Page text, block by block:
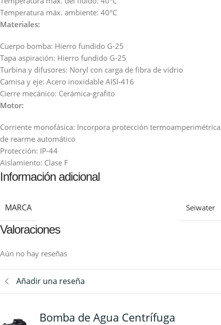
Temperatura máx. ambiente: 40°C
Materiales:
Cuerpo bomba: Hierro fundido G-25
Tapa aspiración: Hierro fundido G-25
Turbina y difusores: Noryl con carga de fibra de vidrio
Camisa y eje: Acero inoxidable AISI-416
Cierre mecánico: Cerámica-grafito
Motor:
Corriente monofásica: Incorpora protección termoamperimétrica
de rearme automático
Protección: IP-44
Aislamiento: Clase F
Información adicional
MARCA Seiwater
Valoraciones
Aún no hay reseñas
Añadir una reseña
Bomba de Agua Centrífuga